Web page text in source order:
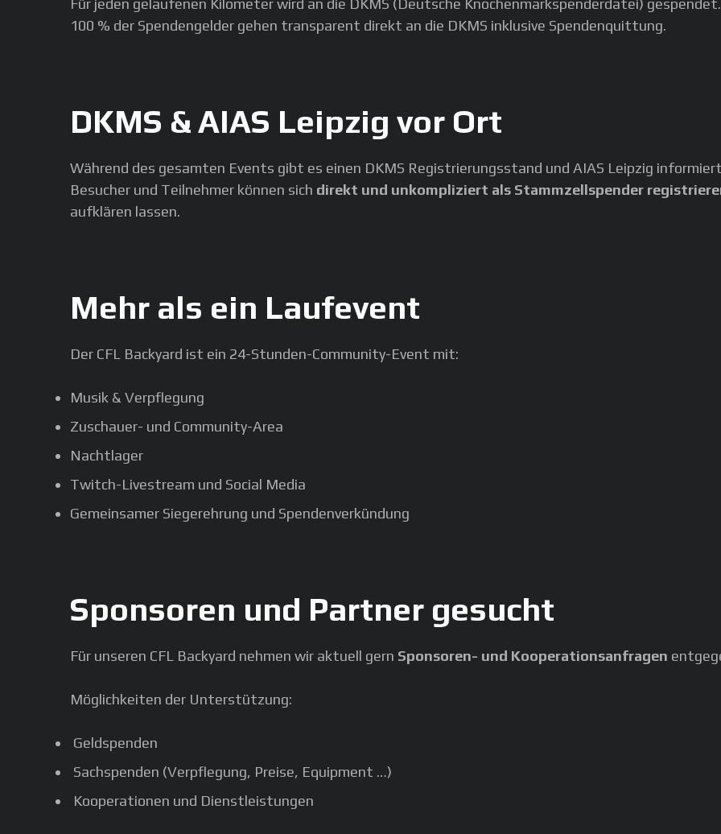
Für jeden gelaufenen Kilometer wird an die DKMS (Deutsche Knochenmarkspenderdatei) gespendet.
100 % der Spendengelder gehen transparent direkt an die DKMS inklusive Spendenquittung.
DKMS & AIAS Leipzig vor Ort
Während des gesamten Events gibt es einen DKMS Registrierungsstand und AIAS Leipzig
Besucher und Teilnehmer können sich direkt und unkompliziert als Stammzellspender
aufklären lassen.
Mehr als ein Laufevent
Der CFL Backyard ist ein 24-Stunden-Community-Event mit:
Musik & Verpflegung
Zuschauer- und Community-Area
Nachtlager
Twitch-Livestream und Social Media
Gemeinsamer Siegerehrung und Spendenverkündung
Sponsoren und Partner gesucht
Für unseren CFL Backyard nehmen wir aktuell gern Sponsoren- und Kooperationsanfragen
Möglichkeiten der Unterstützung:
Geldspenden
Sachspenden (Verpflegung, Preise, Equipment …)
Kooperationen und Dienstleistungen